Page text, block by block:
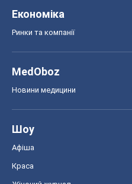
Економіка
Ринки та компанії
MedOboz
Новини медицини
Шоу
Афіша
Краса